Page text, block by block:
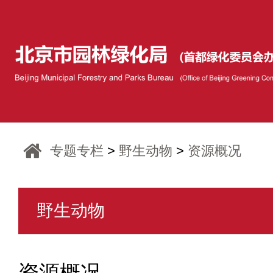
专题专栏 > 野生动物 > 资源概况
野生动物